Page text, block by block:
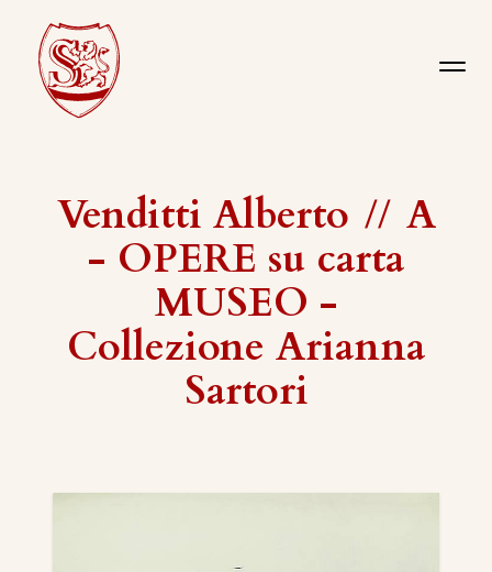
Venditti Alberto // A
- OPERE su carta
MUSEO -
Collezione Arianna
Sartori